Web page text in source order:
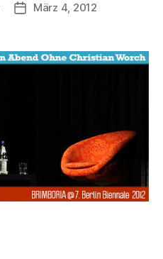
Beitragsdatum
März 4, 2012